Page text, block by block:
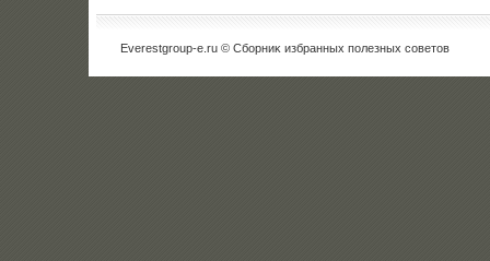
Everestgroup-e.ru © Сборниκ избранных полезных советοв